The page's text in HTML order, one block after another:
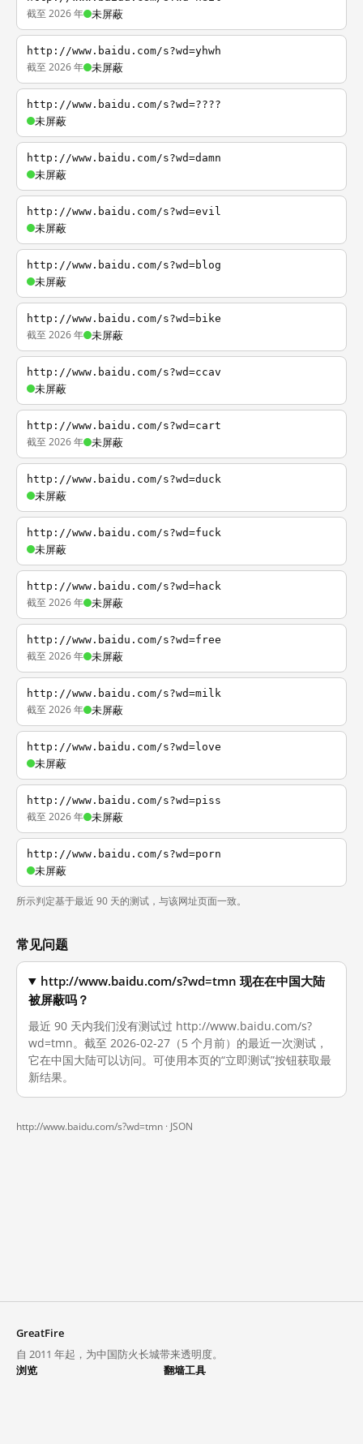
截至 2026 年 未屏蔽
http://www.baidu.com/s?wd=yhwh
截至 2026 年 未屏蔽
http://www.baidu.com/s?wd=????
未屏蔽
http://www.baidu.com/s?wd=damn
未屏蔽
http://www.baidu.com/s?wd=evil
未屏蔽
http://www.baidu.com/s?wd=blog
未屏蔽
http://www.baidu.com/s?wd=bike
截至 2026 年 未屏蔽
http://www.baidu.com/s?wd=ccav
未屏蔽
http://www.baidu.com/s?wd=cart
截至 2026 年 未屏蔽
http://www.baidu.com/s?wd=duck
未屏蔽
http://www.baidu.com/s?wd=fuck
未屏蔽
http://www.baidu.com/s?wd=hack
截至 2026 年 未屏蔽
http://www.baidu.com/s?wd=free
截至 2026 年 未屏蔽
http://www.baidu.com/s?wd=milk
截至 2026 年 未屏蔽
http://www.baidu.com/s?wd=love
未屏蔽
http://www.baidu.com/s?wd=piss
截至 2026 年 未屏蔽
http://www.baidu.com/s?wd=porn
未屏蔽
所示判定基于最近 90 天的测试，与该网址页面一致。
常见问题
http://www.baidu.com/s?wd=tmn 现在在中国大陆
被屏蔽吗？
最近 90 天内我们没有测试过 http://www.baidu.com/s?
wd=tmn。截至 2026-02-27（5 个月前）的最近一次测试，
它在中国大陆可以访问。可使用本页的“立即测试”按钮获取最
新结果。
http://www.baidu.com/s?wd=tmn · JSON
GreatFire
自 2011 年起，为中国防火长城带来透明度。
浏览
翻墙工具